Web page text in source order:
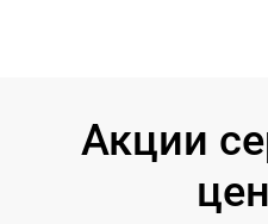
Акции